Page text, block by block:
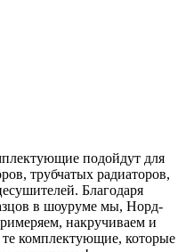
подойдут для
трубчатых радиаторов,
Благодаря
в шоуруме мы, Норд-
накручиваем и
комплектующие, которые